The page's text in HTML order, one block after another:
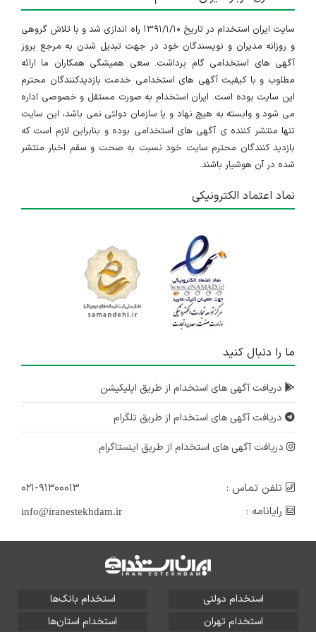
سایت ایران استخدام در تاریخ ۱۳۹۱/۱/۱۰ راه اندازی شد و با تلاش گروهی
و روزانه مدیران و نویسندگان خود در جهت تبدیل شدن به مرجع بروز
آگهی های استخدامی گام برداشت. سعی همیشگی همکاران ما ارائه
مطلوب و با کیفیت آگهی های استخدامی خدمت بازدیدکنندگان محترم
این سایت بوده است. ایران استخدام به صورت مستقل و خصوصی اداره
می شود و وابسته به هیچ نهاد و یا سازمان دولتی نمی باشد، این سایت
تنها منتشر کننده ی آگهی های استخدامی بوده و بنابراین لازم است که
بازدید کنندگان محترم سایت خود نسبت به صحت و سقم اخبار منتشر
شده در آن هوشیار باشند.
نماد اعتماد الکترونیکی
ما را دنبال کنید
دریافت آگهی های استخدام از طریق اپلیکیشن
دریافت آگهی های استخدام از طریق تلگرام
دریافت آگهی های استخدام از طریق اینستاگرام
تلفن تماس :
۰۲۱-۹۱۳۰۰۰۱۳
رایانامه :
info@iranestekhdam.ir
استخدام دولتی
استخدام بانک‌ها
استخدام تهران
استخدام استان‌ها